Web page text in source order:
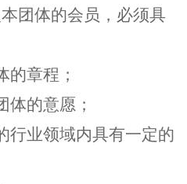
团体的会员，必须具
的章程；
体的意愿；
行业领域内具有一定的